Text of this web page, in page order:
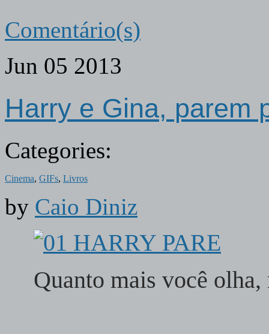
Comentário(s)
Jun 05 2013
Harry e Gina, parem
Categories:
Cinema, GIFs, Livros
by Caio Diniz
Quanto mais você